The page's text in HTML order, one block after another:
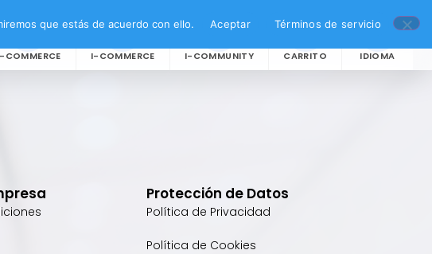
COMMERCE I-COMMERCE I-COMMUNITY CARRITO IDIOMA
Protección de Datos
Política de Privacidad
Política de Cookies
que estás de acuerdo con ello. Aceptar Términos de servicio